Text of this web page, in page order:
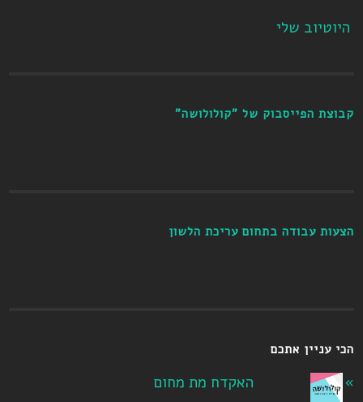
היוטיוב שלי
קבוצת הפייסבוק של "קולולושה"
הצעות עבודה בתחום עריכת הלשון
הכי עניין אתכם
האקדח מת מחום